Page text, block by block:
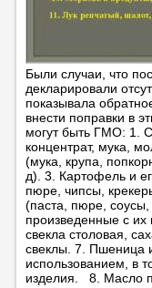
Были случаи, что
декларировали
показывала
внести поправки в
могут быть ГМО: 1.
концентрат, мука,
(мука, крупа,
д). 3. Картофель и
пюре, чипсы,
(паста, пюре, соусы,
произведенные с их
свекла столовая,
свеклы. 7. Пшеница
использованием, в
изделия. 8. Масло